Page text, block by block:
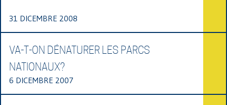
31 DICEMBRE 2008
VA-T-ON DÉNATURER LES PARCS
NATIONAUX?
6 DICEMBRE 2007